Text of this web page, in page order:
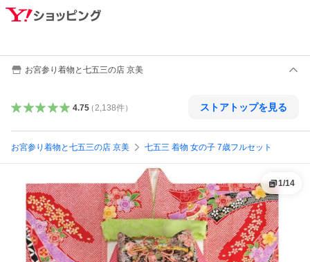
お宮参り着物と七五三の店 京美
4.75（ 2,138件） ストアトップを見る
お宮参り着物と七五三の店 京美 七五三 着物 女の子 7歳フルセット
1/14